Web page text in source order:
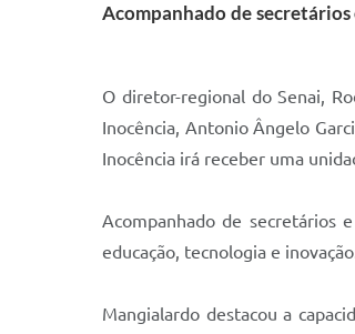
Acompanhado de secretários
O diretor-regional do Senai,
Inocência, Antonio Ângelo
Inocência irá receber uma
Acompanhado de secretários
educação, tecnologia e
Mangialardo destacou a